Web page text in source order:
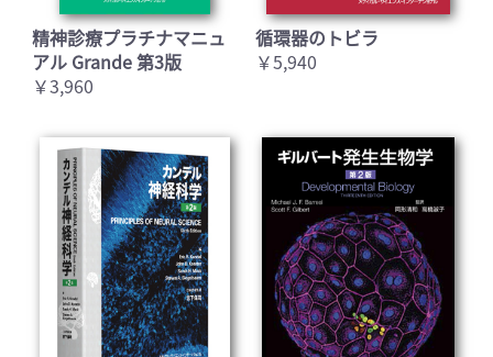
精神診療プラチナマニュ
アル Grande 第3版
￥3,960
循環器のトビラ
￥5,940